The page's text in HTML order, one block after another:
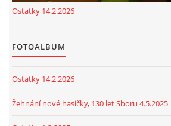
Ostatky 14.2.2026
FOTOALBUM
Ostatky 14.2.2026
Žehnání nové hasičky, 130 let Sboru 4.5.2025